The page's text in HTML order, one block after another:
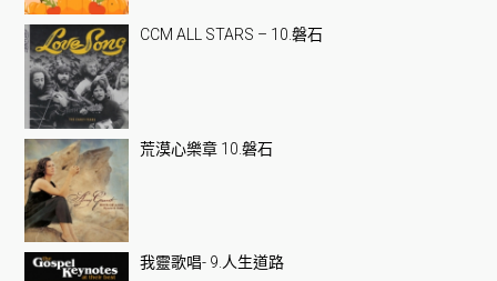
CCM ALL STARS – 10.磐石
荒漠心樂章 10.磐石
我靈歌唱- 9.人生道路